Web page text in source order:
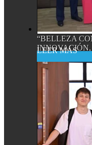
“BELLEZA